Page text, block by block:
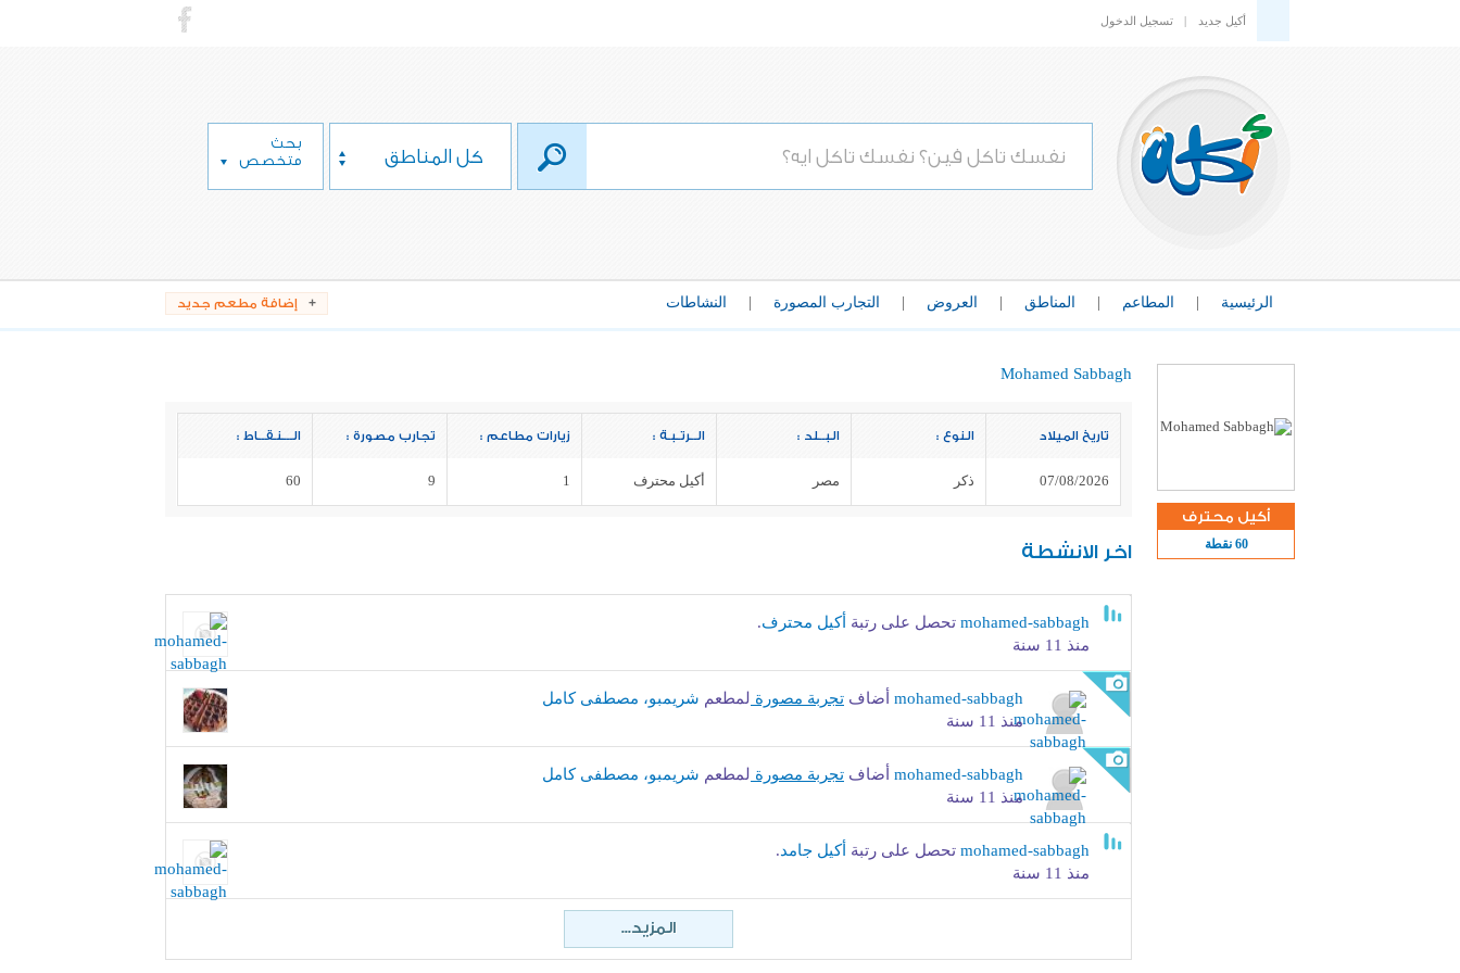
أكيل جديد | تسجيل الدخول
كل المناطق
بحث
متخصص
الرئيسية المطاعم المناطق العروض التجارب المصورة النشاطات إضافة مطعم جديد
أكيل محترف
60 نقطة
Mohamed Sabbagh
تاريخ الميلاد
07/08/2026
النوع :
ذكر
البــلد :
مصر
الــرتـبـة :
أكيل محترف
زيارات مطاعم :
1
تجارب مصورة :
9
الـــنـقــاط :
60
اخر الانشطة
mohamed-sabbagh تحصل على رتبة أكيل محترف.
منذ 11 سنة
mohamed-sabbagh أضاف تجربة مصورة لمطعم شريمبو، مصطفى كامل
منذ 11 سنة
mohamed-sabbagh أضاف تجربة مصورة لمطعم شريمبو، مصطفى كامل
منذ 11 سنة
mohamed-sabbagh تحصل على رتبة أكيل جامد.
منذ 11 سنة
المزيد...